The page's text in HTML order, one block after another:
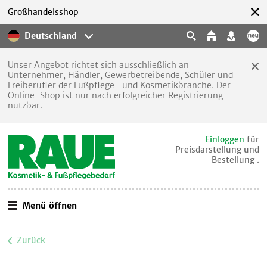
Deutschland
Großhandelsshop
Unser Angebot richtet sich ausschließlich an
Unternehmer, Händler, Gewerbetreibende, Schüler und
Freiberufler der Fußpflege- und Kosmetikbranche. Der
Online-Shop ist nur nach erfolgreicher Registrierung
nutzbar.
Einloggen für
Preisdarstellung und
Bestellung .
Menü öffnen
Zurück